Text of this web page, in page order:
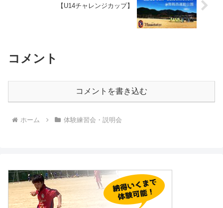
【U14チャレンジカップ】
コメント
コメントを書き込む
ホーム 体験練習会・説明会